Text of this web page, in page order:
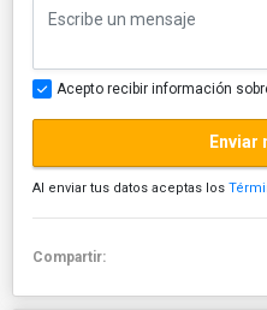
Acepto recibir información
Enviar
Al enviar tus datos aceptas los
Compartir: